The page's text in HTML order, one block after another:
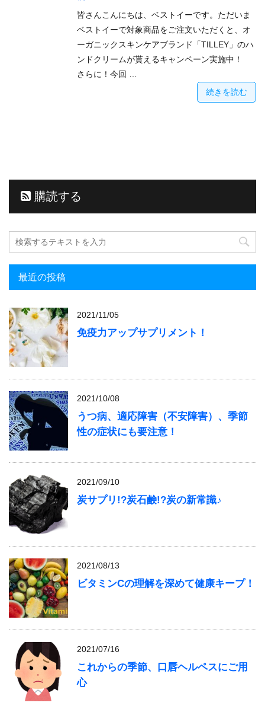
皆さんこんにちは、ベストイーです。ただいま
ベストイーで対象商品をご注文いただくと、オ
ーガニックスキンケアブランド「TILLEY」のハ
ンドクリームが貰えるキャンペーン実施中！
さらに！今回 …
続きを読む
購読する
最近の投稿
2021/11/05
免疫力アップサプリメント！
2021/10/08
うつ病、適応障害（不安障害）、季節
性の症状にも要注意！
2021/09/10
炭サプリ!?炭石鹸!?炭の新常識♪
2021/08/13
ビタミンCの理解を深めて健康キープ！
2021/07/16
これからの季節、口唇ヘルペスにご用
心